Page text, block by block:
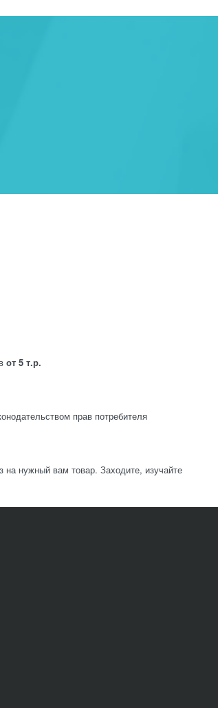
от 5 т.р.
прав потребителя
нужный вам товар. Заходите, изучайте